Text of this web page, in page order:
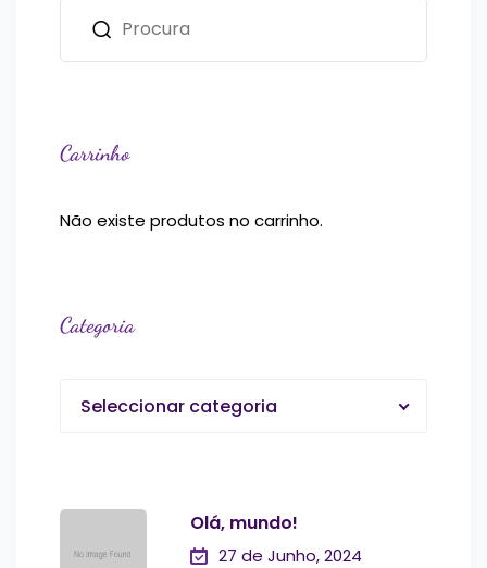
Carrinho
Não existe produtos no carrinho.
Categoria
Seleccionar categoria
Olá, mundo!
27 de Junho, 2024